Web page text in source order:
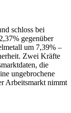
schloss bei
gegenüber
um 7,39% –
Zwei Kräfte
die
ungebrochene
Arbeitsmarkt nimmt